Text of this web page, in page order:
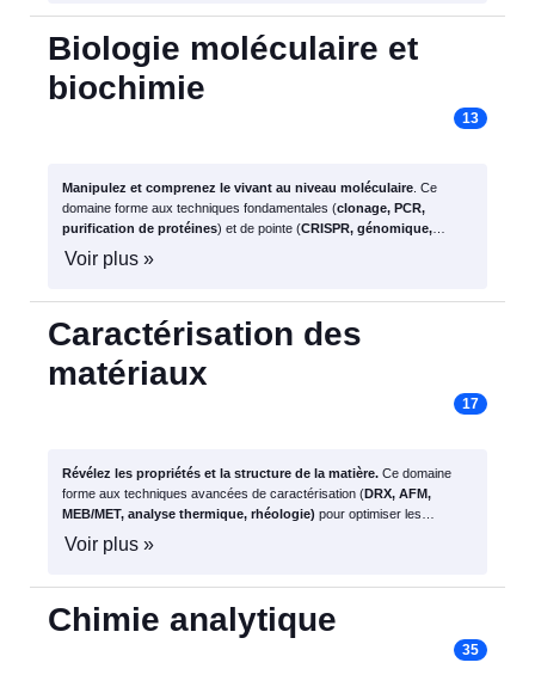
Biologie moléculaire et
biochimie
13
Manipulez et comprenez le vivant au niveau moléculaire . Ce
domaine forme aux techniques fondamentales (clonage, PCR,
purification de protéines) et de pointe (CRISPR, génomique,
métabolomique
Voir plus »
Caractérisation des
matériaux
17
Révélez les propriétés et la structure de la matière. Ce domaine
forme aux techniques avancées de caractérisation (DRX, AFM,
MEB/MET, analyse thermique, rhéologie) pour optimiser les
matériaux et développer de nouvelles applications, du laboratoire à
l’industrie.
Voir plus »
Chimie analytique
35